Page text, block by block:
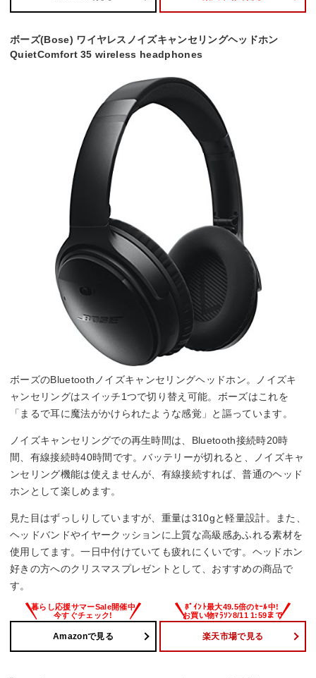
ボーズ(Bose) ワイヤレスノイズキャンセリングヘッドホン
QuietComfort 35 wireless headphones
ボーズのBluetoothノイズキャンセリングヘッドホン。ノイズキ
ャンセリングはスイッチ1つで切り替え可能。ボーズはこれを
「まるで耳に魔法がかけられたような感覚」と謳っています。
ノイズキャンセリングでの再生時間は、Bluetooth接続時20時
間、有線接続時40時間です。バッテリーが切れると、ノイズキャ
ンセリング機能は使えませんが、有線接続すれば、普通のヘッド
ホンとして楽しめます。
見た目はずっしりしていますが、重量は310gと軽量設計。また、
ヘッドバンドやイヤークッションに上質な高級感あふれる素材を
使用してます。一日中付けていても疲れにくいです。ヘッドホン
好きの方へのクリスマスプレゼントとして、おすすめの商品で
す。
Amazonで見る 楽天市場で見る